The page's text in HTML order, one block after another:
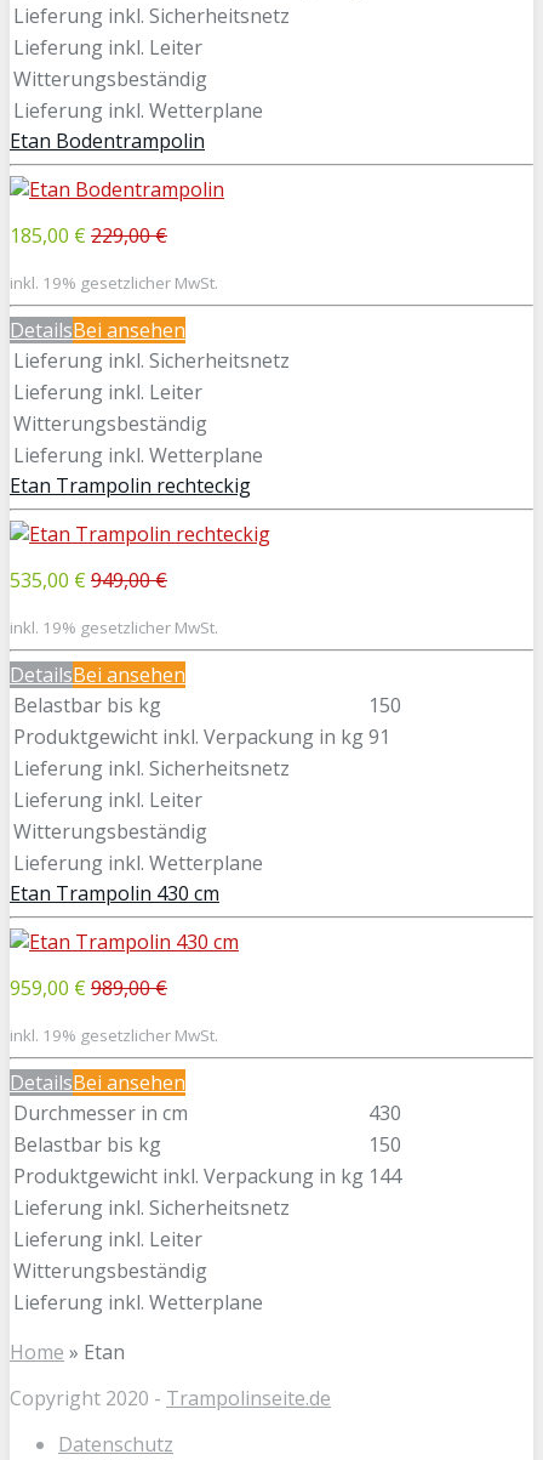
Lieferung inkl. Sicherheitsnetz
Lieferung inkl. Leiter
Witterungsbeständig
Lieferung inkl. Wetterplane
Etan Bodentrampolin
185,00 € 229,00 €
inkl. 19% gesetzlicher MwSt.
DetailsBei ansehen
Lieferung inkl. Sicherheitsnetz
Lieferung inkl. Leiter
Witterungsbeständig
Lieferung inkl. Wetterplane
Etan Trampolin rechteckig
535,00 € 949,00 €
inkl. 19% gesetzlicher MwSt.
DetailsBei ansehen
Belastbar bis kg
150
Produktgewicht inkl. Verpackung in kg91
Lieferung inkl. Sicherheitsnetz
Lieferung inkl. Leiter
Witterungsbeständig
Lieferung inkl. Wetterplane
Etan Trampolin 430 cm
959,00 € 989,00 €
inkl. 19% gesetzlicher MwSt.
DetailsBei ansehen
Durchmesser in cm
430
Belastbar bis kg
150
Produktgewicht inkl. Verpackung in kg 144
Lieferung inkl. Sicherheitsnetz
Lieferung inkl. Leiter
Witterungsbeständig
Lieferung inkl. Wetterplane
Home » Etan
Copyright 2020 - Trampolinseite.de
Datenschutz